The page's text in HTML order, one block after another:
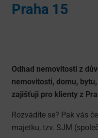
Praha 15
Odhad nemovitosti z
nemovitosti, domu,
zajišťuji pro klienty z
Rozvádíte se? Pak vás
majetku, tzv. SJM